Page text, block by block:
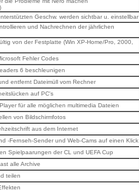
Geschw. werden sichtbar u. einstellbar
und Nachrechnen der jährlichen
von der Festplatte (Win XP-Home/Pro, 2000,
Fehler Codes
6 beschleunigen
entfernt Dateimüll vom Rechner
auf PC's
für alle möglichen multimedia Dateien
von Bildschirmfotos
aus dem Internet
-Fernseh-Sender und Web-Cams auf einen Klick
Spielpaarungen der CL und UEFA Cup
alle Archive
teilen